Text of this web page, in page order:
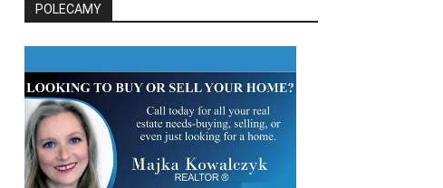
POLECAMY